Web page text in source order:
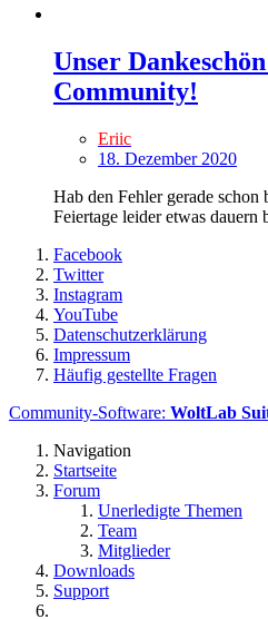
Unser
Community!
Eriic
18. Dezember 2020
Hab den Fehler gerade
Feiertage leider etwas
Facebook
Twitter
Instagram
YouTube
Datenschutzerklärung
Impressum
Häufig gestellte Fragen
Community-Software: WoltLab
Navigation
Startseite
Forum
Unerledigte Themen
Team
Mitglieder
Downloads
Support